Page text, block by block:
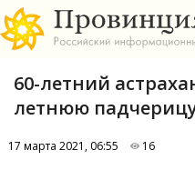
60-летний
летнюю
17 марта 2021, 06:55 16